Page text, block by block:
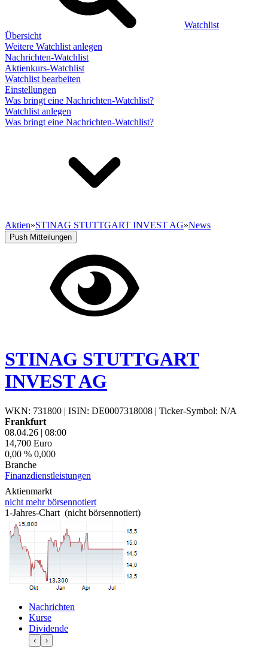
Watchlist
Übersicht
Weitere Watchlist anlegen
Nachrichten-Watchlist
Aktienkurs-Watchlist
Watchlist bearbeiten
Einstellungen
Was bringt eine Nachrichten-Watchlist?
Watchlist anlegen
Was bringt eine Nachrichten-Watchlist?
Aktien»STINAG STUTTGART INVEST AG»News
Push Mitteilungen
STINAG STUTTGART
INVEST AG
WKN: 731800 | ISIN: DE0007318008 | Ticker-Symbol: N/A
Frankfurt
08.04.26 | 08:00
14,700 Euro
0,00 % 0,000
Branche
Finanzdienstleistungen
Aktienmarkt
nicht mehr börsennotiert
1-Jahres-Chart (nicht börsennotiert)
Nachrichten
Kurse
Dividende
‹ ›